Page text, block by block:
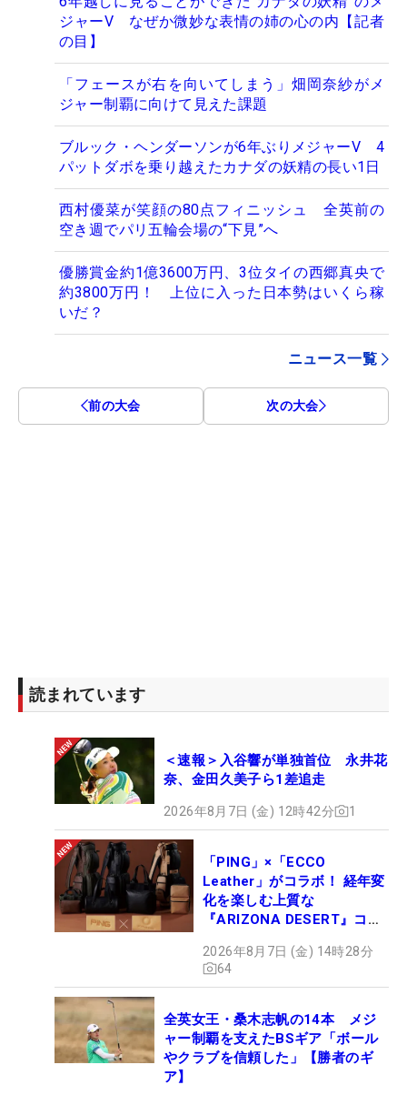
ジャーV なぜか微妙な表情の姉の心の内【記者
の目】
「フェースが右を向いてしまう」畑岡奈紗がメ
ジャー制覇に向けて見えた課題
ブルック・ヘンダーソンが6年ぶりメジャーV 4
パットダボを乗り越えたカナダの妖精の長い1日
西村優菜が笑顔の80点フィニッシュ 全英前の
空き週でパリ五輪会場の“下見”へ
優勝賞金約1億3600万円、3位タイの西郷真央で
約3800万円！ 上位に入った日本勢はいくら稼
いだ？
ニュース一覧
前の大会 次の大会
読まれています
＜速報＞入谷響が単独首位 永井花
奈、金田久美子ら1差追走
2026年8月7日 (金) 12時42分 1
「PING」×「ECCO
Leather」がコラボ！ 経年変
化を楽しむ上質な
『ARIZONA DESERT』コレ
ュー
2026年8月7日 (金) 14時28分
64
全英女王・桑木志帆の14本 メジ
ャー制覇を支えたBSギア「ボール
やクラブを信頼した」【勝者のギ
ア】